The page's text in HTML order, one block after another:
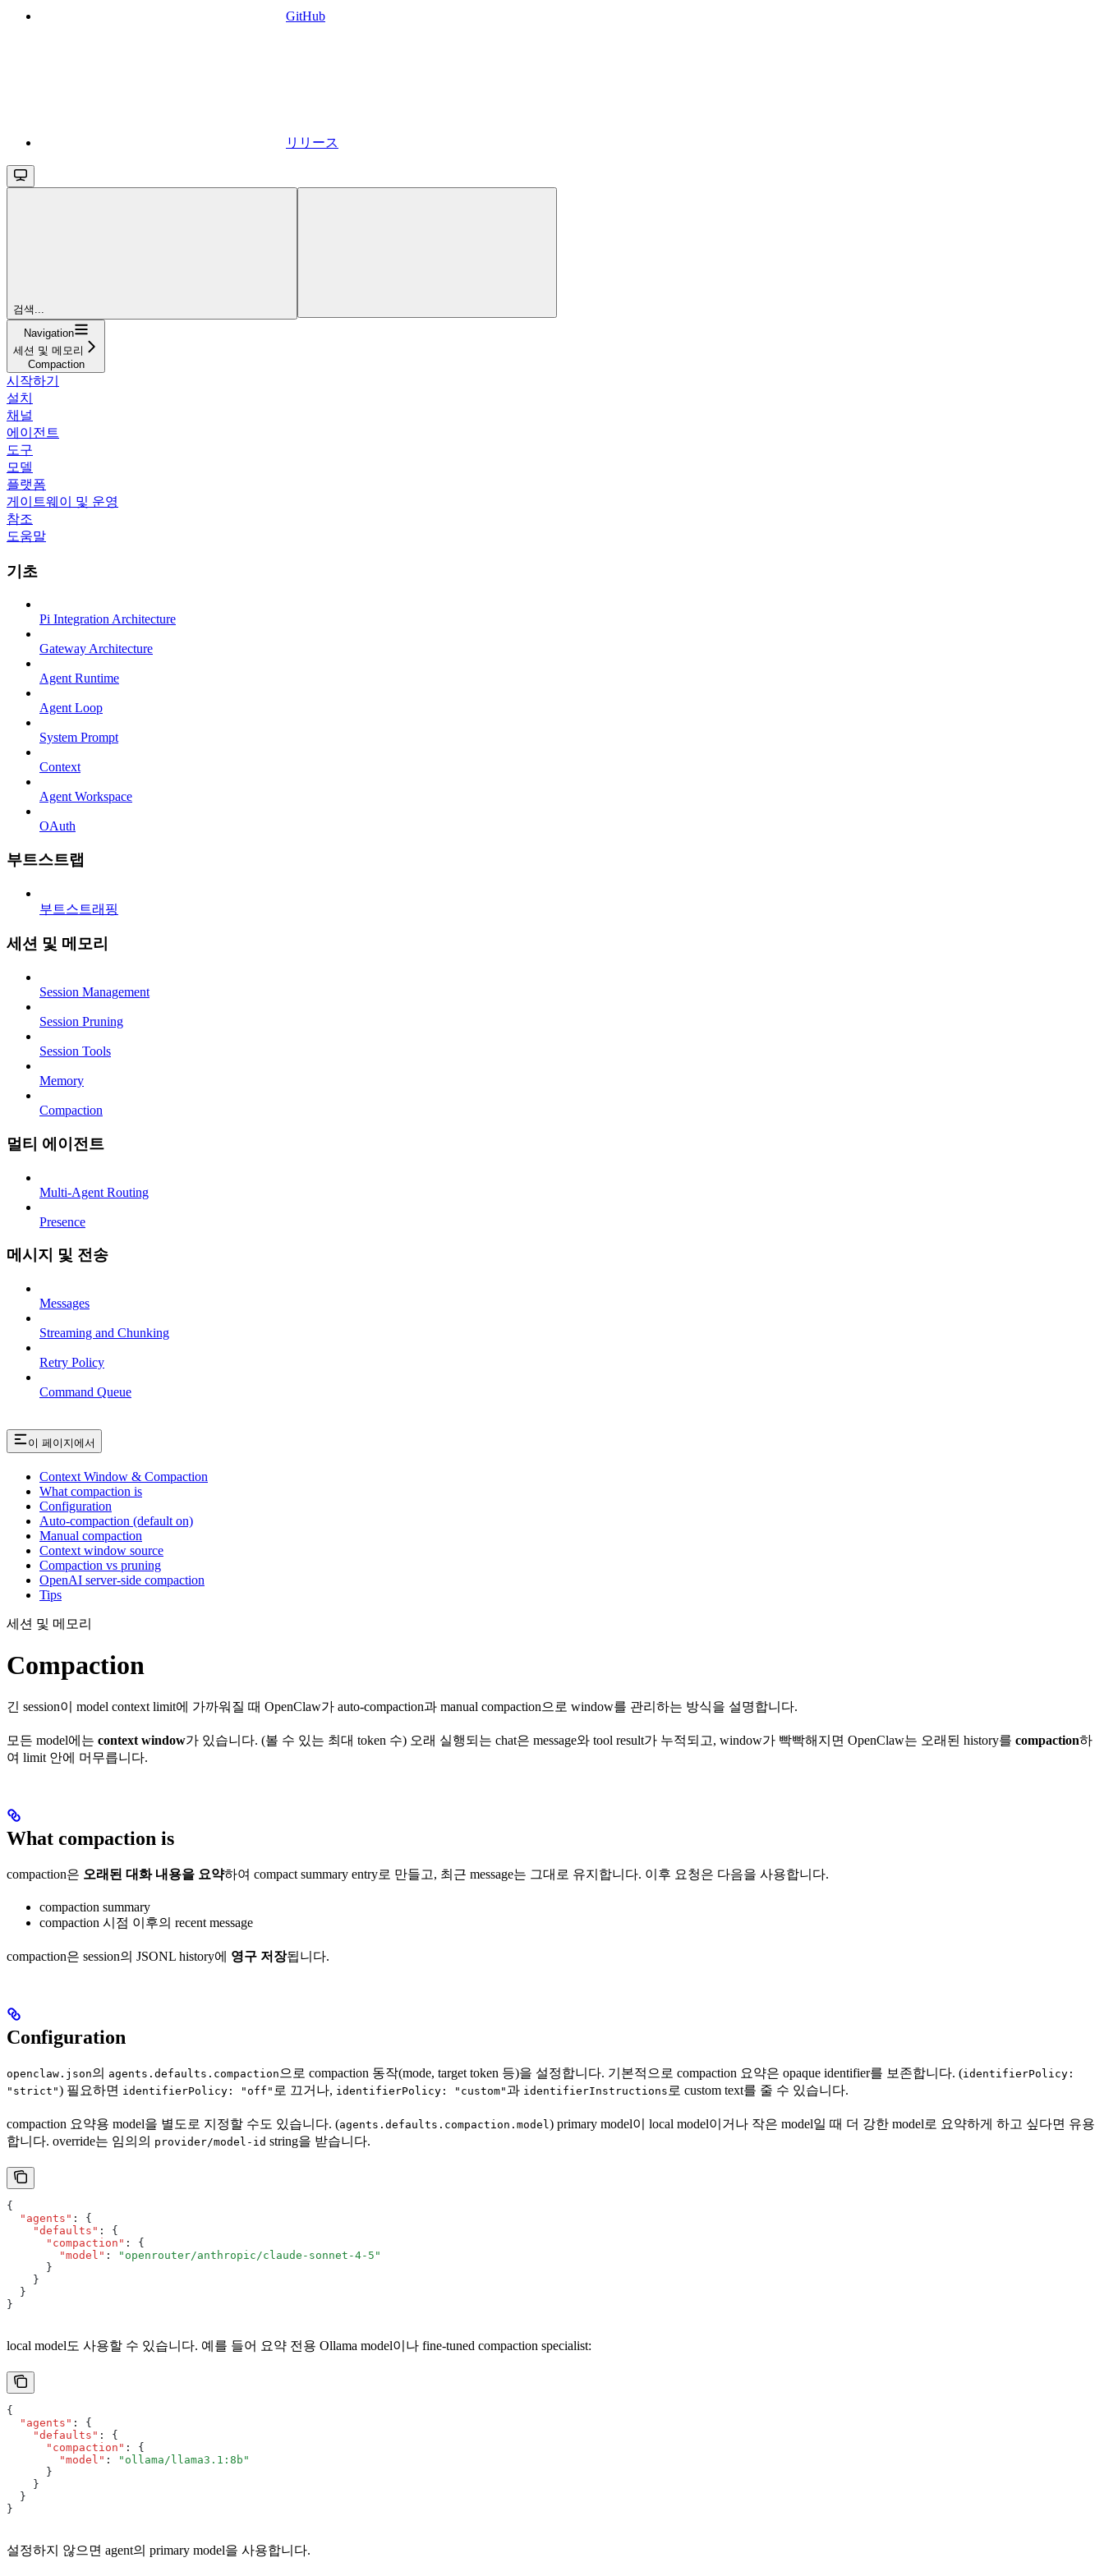
GitHub
リリース
검색...
Navigation
세션 및 메모리
Compaction
시작하기
설치
채널
에이전트
도구
모델
플랫폼
게이트웨이 및 운영
참조
도움말
기초
Pi Integration Architecture
Gateway Architecture
Agent Runtime
Agent Loop
System Prompt
Context
Agent Workspace
OAuth
부트스트랩
부트스트래핑
세션 및 메모리
Session Management
Session Pruning
Session Tools
Memory
Compaction
멀티 에이전트
Multi-Agent Routing
Presence
메시지 및 전송
Messages
Streaming and Chunking
Retry Policy
Command Queue
이 페이지에서
Context Window & Compaction
What compaction is
Configuration
Auto-compaction (default on)
Manual compaction
Context window source
Compaction vs pruning
OpenAI server-side compaction
Tips
세션 및 메모리
Compaction
긴 session이 model context limit에 가까워질 때 OpenClaw가 auto-compaction과 manual compaction으로 window를 관리하는 방식을 설명합니다.
모든 model에는 context window가 있습니다. (볼 수 있는 최대 token 수) 오래 실행되는 chat은 message와 tool result가 누적되고, window가 빡빡해지면 OpenClaw는 오래된 history를 compaction하
여 limit 안에 머무릅니다.
What compaction is
compaction은 오래된 대화 내용을 요약하여 compact summary entry로 만들고, 최근 message는 그대로 유지합니다. 이후 요청은 다음을 사용합니다.
compaction summary
compaction 시점 이후의 recent message
compaction은 session의 JSONL history에 영구 저장됩니다.
Configuration
openclaw.json의 agents.defaults.compaction 으로 compaction 동작(mode, target token 등)을 설정합니다. 기본적으로 compaction 요약은 opaque identifier를 보존합니다. (identifierPolicy:
"strict") 필요하면 identifierPolicy: "off" 로 끄거나, identifierPolicy: "custom"과 identifierInstructions 로 custom text를 줄 수 있습니다.
compaction 요약용 model을 별도로 지정할 수도 있습니다. (agents.defaults.compaction.model ) primary model이 local model이거나 작은 model일 때 더 강한 model로 요약하게 하고 싶다면 유용
합니다. override는 임의의 provider/model-id string을 받습니다.
{
  "agents"
:
{
    "defaults"
:
{
      "compaction"
:
{
        "model"
:
"openrouter/anthropic/claude-sonnet-4-5"
      }
    }
  }
}
local model도 사용할 수 있습니다. 예를 들어 요약 전용 Ollama model이나 fine-tuned compaction specialist:
{
  "agents"
:
{
    "defaults"
:
{
      "compaction"
:
{
        "model"
:
"ollama/llama3.1:8b"
      }
    }
  }
}
설정하지 않으면 agent의 primary model을 사용합니다.